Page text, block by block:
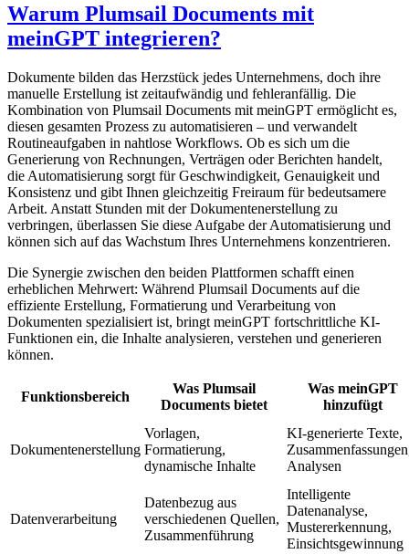
Warum Plumsail Documents mit
meinGPT integrieren?
Dokumente bilden das Herzstück jedes Unternehmens, doch ihre
manuelle Erstellung ist zeitaufwändig und fehleranfällig. Die
Kombination von Plumsail Documents mit meinGPT ermöglicht es,
diesen gesamten Prozess zu automatisieren – und verwandelt
Routineaufgaben in nahtlose Workflows. Ob es sich um die
Generierung von Rechnungen, Verträgen oder Berichten handelt,
die Automatisierung sorgt für Geschwindigkeit, Genauigkeit und
Konsistenz und gibt Ihnen gleichzeitig Freiraum für bedeutsamere
Arbeit. Anstatt Stunden mit der Dokumentenerstellung zu
verbringen, überlassen Sie diese Aufgabe der Automatisierung und
können sich auf das Wachstum Ihres Unternehmens konzentrieren.
Die Synergie zwischen den beiden Plattformen schafft einen
erheblichen Mehrwert: Während Plumsail Documents auf die
effiziente Erstellung, Formatierung und Verarbeitung von
Dokumenten spezialisiert ist, bringt meinGPT fortschrittliche KI-
Funktionen ein, die Inhalte analysieren, verstehen und generieren
können.
Funktionsbereich
Was Plumsail
Documents bietet
Was meinGPT
hinzufügt
Dokumentenerstellung
Vorlagen,
Formatierung,
dynamische Inhalte
KI-generierte Texte,
Analysen
Datenverarbeitung
Datenbezug aus
verschiedenen Quellen,
Zusammenführung
Intelligente
Datenanalyse,
Mustererkennung,
Einsichtsgewinnung